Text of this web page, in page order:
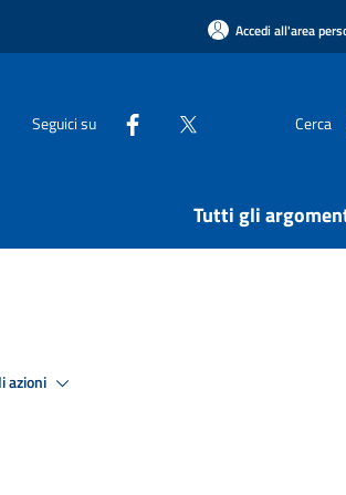
Accedi all'area
Seguici su Cerca
Tutti gli
azioni